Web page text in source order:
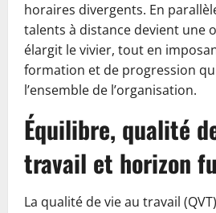
horaires divergents. En
talents à distance devient une
élargit le vivier, tout en
formation et de progression
l’ensemble de l’organisation.
Équilibre, qualité
travail et horizon
La qualité de vie au travail